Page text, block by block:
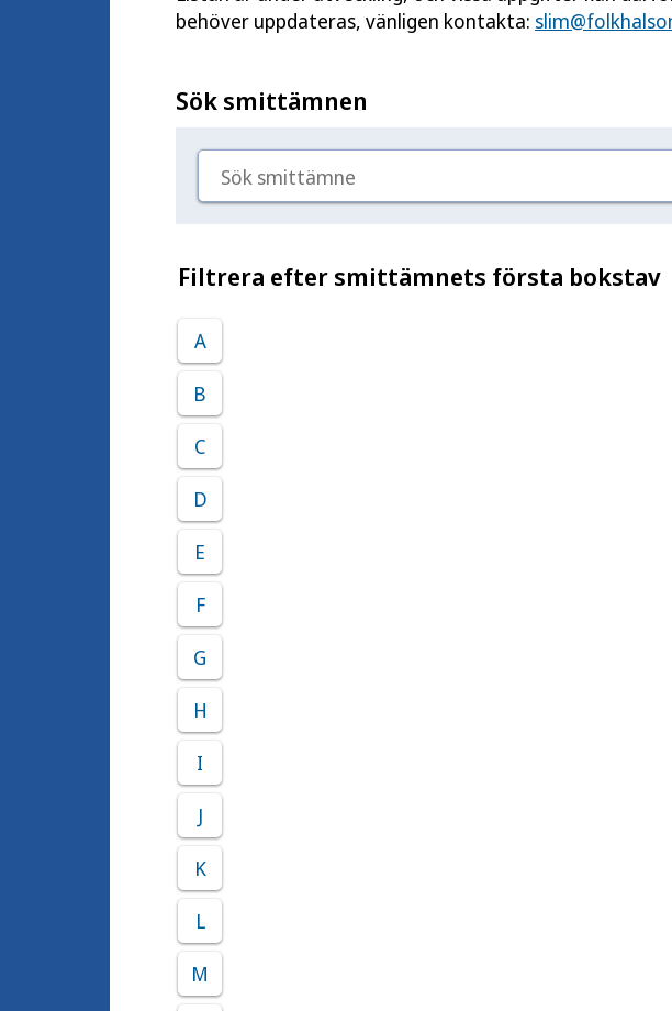
behöver uppdateras, vänligen kontakta:
Sök smittämnen
Sök smittämne
Filtrera efter smittämnets första bokstav
A
B
C
D
E
F
G
H
I
J
K
L
M